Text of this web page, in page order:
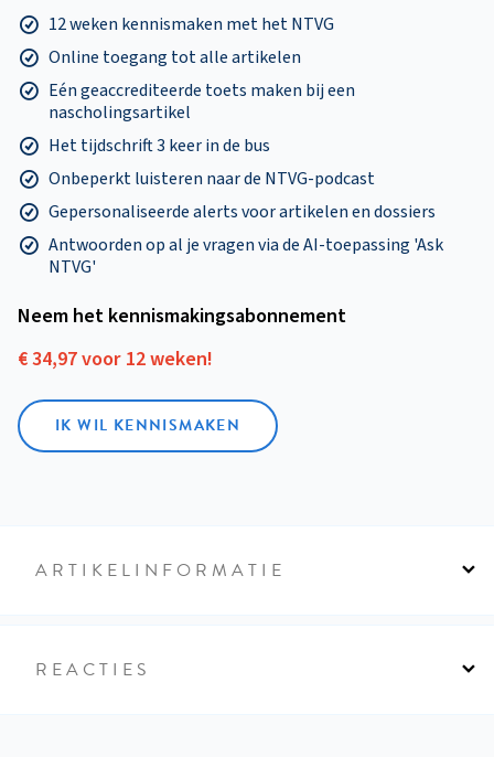
12 weken kennismaken met het NTVG
Online toegang tot alle artikelen
Eén geaccrediteerde toets maken bij een
nascholingsartikel
Het tijdschrift 3 keer in de bus
Onbeperkt luisteren naar de NTVG-podcast
Gepersonaliseerde alerts voor artikelen en dossiers
Antwoorden op al je vragen via de AI-toepassing 'Ask
NTVG'
Neem het kennismakings­abonnement
€ 34,97 voor 12 weken!
IK WIL KENNISMAKEN
ARTIKELINFORMATIE
REACTIES